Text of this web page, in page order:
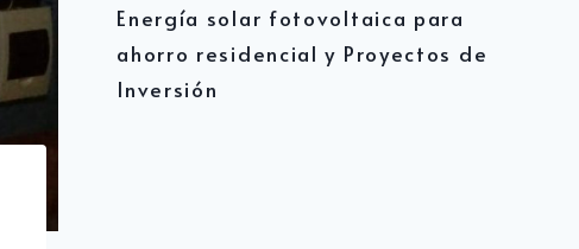
Energía solar fotovoltaica para
ahorro residencial y Proyectos de
Inversión